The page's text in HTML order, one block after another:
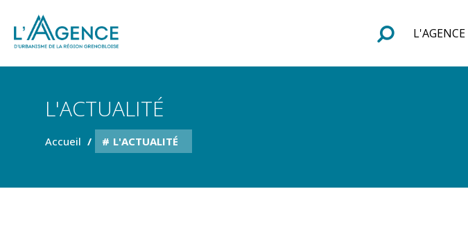
F
o
r
m
u
l
a
i
r
e
d
e
r
e
c
h
e
r
c
h
e L'AGENCE
L'ACTUALITÉ
Accueil L'ACTUALITÉ